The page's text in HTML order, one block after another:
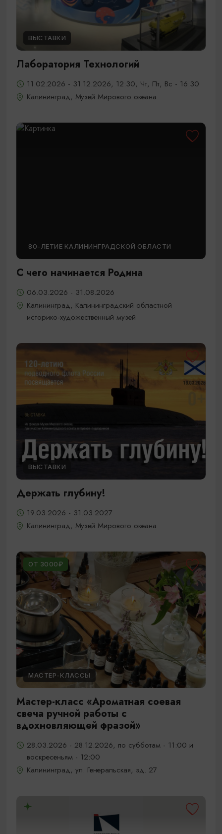
ВЫСТАВКИ
Лаборатория Технологий
11.02.2026 - 31.12.2026, 12:30, Чт, Пт, Вс - 16:30
Калининград, Музей Мирового океана
80-ЛЕТИЕ КАЛИНИНГРАДСКОЙ ОБЛАСТИ
С чего начинается Родина
06.03.2026 - 31.08.2026
Калининград, Калининградский областной
историко-художественный музей
ВЫСТАВКИ
Держать глубину!
19.03.2026 - 31.03.2027
Калининград, Музей Мирового океана
ОТ 3000₽
МАСТЕР-КЛАССЫ
Мастер-класс «Ароматная соевая
свеча ручной работы с
вдохновляющей фразой»
28.03.2026 - 28.12.2026, по субботам - 11:00 и
воскресеньям - 12:00
Калининград, ул. Генеральская, зд. 27